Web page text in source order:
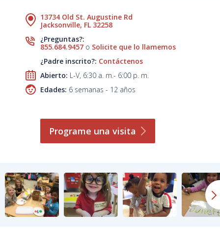
13734 Old St. Augustine Rd
Jacksonville, FL 32258
¿Preguntas?:
855.684.9457 o Solicite que lo llamemos
¿Padre inscrito?: Contáctenos
Abierto: L-V, 6:30 a. m.- 6:00 p. m.
Edades: 6 semanas - 12 años
Programe unavisita